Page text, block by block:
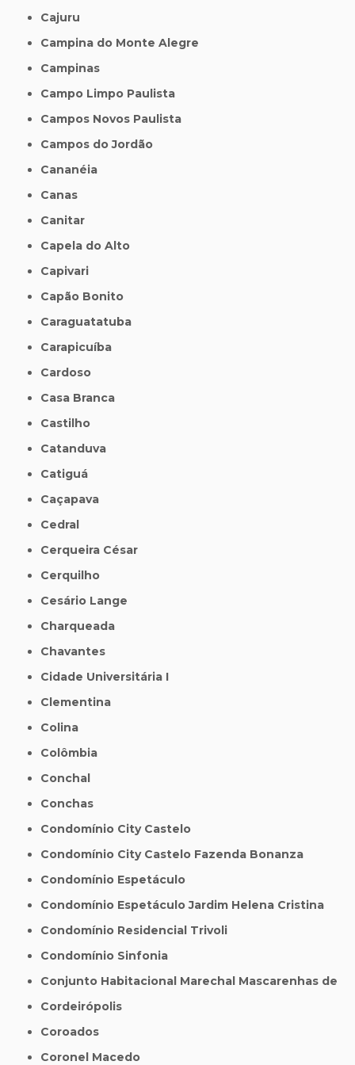
Cajuru
Campina do Monte Alegre
Campinas
Campo Limpo Paulista
Campos Novos Paulista
Campos do Jordão
Cananéia
Canas
Canitar
Capela do Alto
Capivari
Capão Bonito
Caraguatatuba
Carapicuíba
Cardoso
Casa Branca
Castilho
Catanduva
Catiguá
Caçapava
Cedral
Cerqueira César
Cerquilho
Cesário Lange
Charqueada
Chavantes
Cidade Universitária I
Clementina
Colina
Colômbia
Conchal
Conchas
Condomínio City Castelo
Condomínio City Castelo Fazenda Bonanza
Condomínio Espetáculo
Condomínio Espetáculo Jardim Helena Cristina
Condomínio Residencial Trivoli
Condomínio Sinfonia
Conjunto Habitacional Marechal Mascarenhas de
Cordeirópolis
Coroados
Coronel Macedo